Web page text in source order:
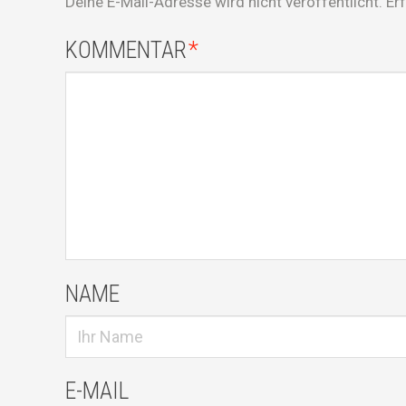
KOMMENTAR*
NAME
E-MAIL